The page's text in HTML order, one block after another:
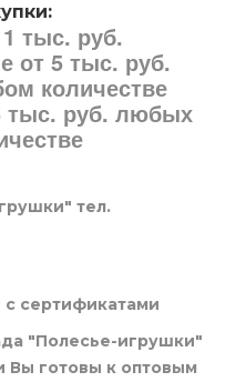
тыс. руб.
от 5 тыс. руб.
количестве
тыс. руб. любых
тел.
с сертификатами
"Полесье-игрушки"
Вы готовы к оптовым